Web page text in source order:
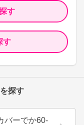
す
す
探す
バーでか60-